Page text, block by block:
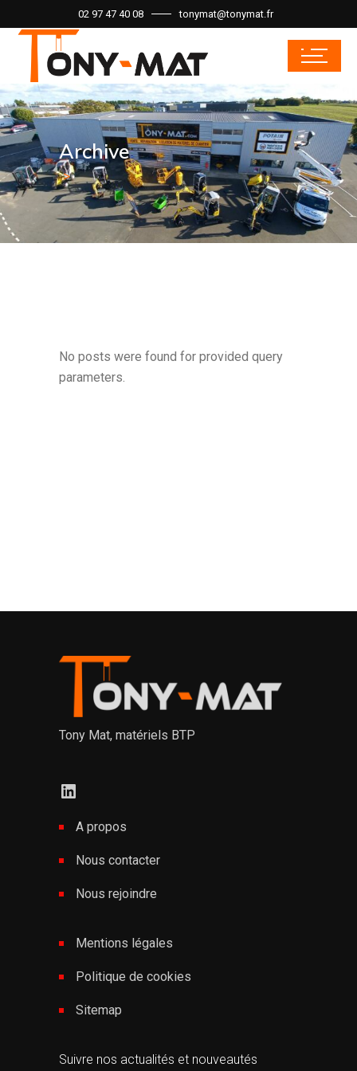
02 97 47 40 08 tonymat@tonymat.fr
Archive
No posts were found for provided query
parameters.
Tony Mat, matériels BTP
LinkedIn
A propos
Nous contacter
Nous rejoindre
Mentions légales
Politique de cookies
Sitemap
Suivre nos actualités et nouveautés